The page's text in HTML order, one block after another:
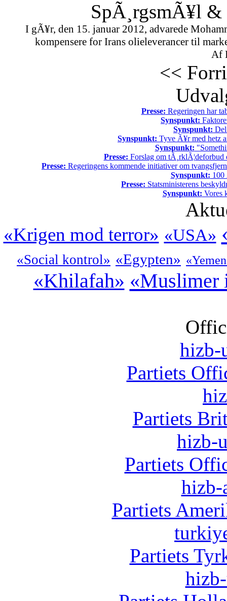
SpÃ¸rgsmÃ¥l
I gÃ¥r, den 15. januar 2012, advarede
kompensere for Irans olieleverancer til
Af
<<
Presse: Regeringen har
Synspunkt:
Synspunkt:
Synspunkt: Tyve Ã¥r med hetz
Synspunkt:
Presse: Forslag om tÃ¸rklÃ¦deforbud
Presse: Regeringens kommende initiativer om
Synspunkt: 100
Presse: Statsministerens
Synspunkt: Vores
«Krigen mod terror» «USA»
«Social kontrol» «Egypten»
«Khilafah» «Muslimer
hizb-
Partiets
Partiets
hizb-
Partiets
hizb-
Partiets
Partiets